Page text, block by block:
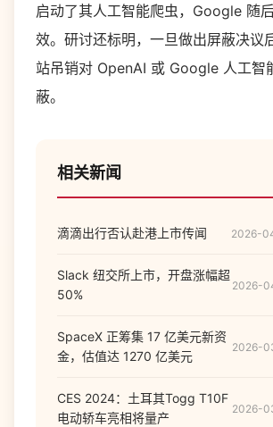
启动了其人工智能爬虫，Google 随
效。研讨还标明，一旦做出屏蔽决议
站吊销对 OpenAI 或 Google 人工智
蔽。
相关新闻
滴滴出行否认赴港上市传闻 2026-
Slack 纽交所上市，开盘涨幅超
50%
2026-
SpaceX 正筹集 17 亿美元新资
金，估值达 1270 亿美元
2026-
CES 2024：土耳其Togg T10F
电动轿车亮相将量产
2026-